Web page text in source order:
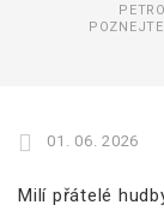
01. 06. 2026
Milí přátelé